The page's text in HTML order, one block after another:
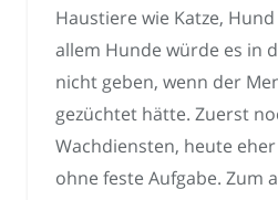
Haustiere wie Katze,
allem Hunde würde es in
nicht geben, wenn der
gezüchtet hätte. Zuerst
Wachdiensten, heute
ohne feste Aufgabe. Zum